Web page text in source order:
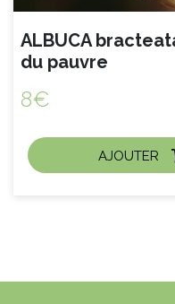
ALBUCA bracteata Aloe
du pauvre
8€
AJOUTER